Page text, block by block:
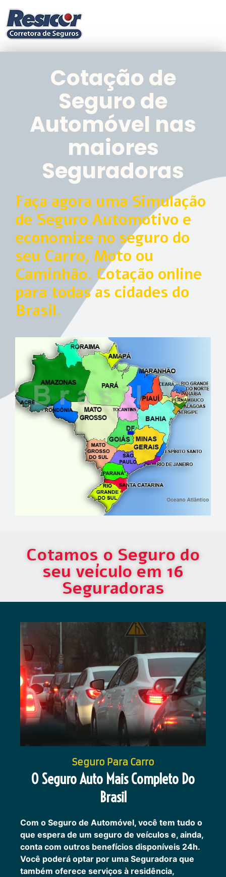
Cotação de
Seguro de
Automóvel nas
maiores
Seguradoras
Faça agora uma Simulação
de Seguro Automotivo e
economize no seguro do
seu Carro, Moto ou
Caminhão. Cotação online
para todas as cidades do
Brasil.
Cotamos o Seguro do
seu veículo em 16
Seguradoras
Seguro Para Carro
O Seguro Auto Mais Completo Do
Brasil
Com o Seguro de Automóvel, você tem tudo o
que espera de um seguro de veículos e, ainda,
conta com outros benefícios disponíveis 24h.
Você poderá optar por uma Seguradora que
também oferece serviços à residência,